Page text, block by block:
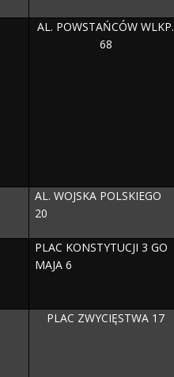
AL. POWSTAŃCÓW WLKP.
68
AL. WOJSKA POLSKIEGO
20
PLAC KONSTYTUCJI 3 GO
MAJA 6
PLAC ZWYCIĘSTWA 17